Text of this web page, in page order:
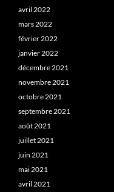
avril 2022
mars 2022
février 2022
janvier 2022
décembre 2021
novembre 2021
octobre 2021
septembre 2021
août 2021
juillet 2021
juin 2021
mai 2021
avril 2021